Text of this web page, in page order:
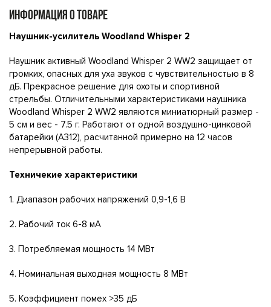
ИНФОРМАЦИЯ О ТОВАРЕ
Наушник-усилитель Woodland Whisper 2
Наушник активный Woodland Whisper 2 WW2 защищает от
громких, опасных для уха звуков с чувствительностью в 8
дБ. Прекрасное решение для охоты и спортивной
стрельбы. Отличительными характеристиками наушника
Woodland Whisper 2 WW2 являются миниатюрный размер -
5 см и вес - 7.5 г. Работают от одной воздушно-цинковой
батарейки (А312), расчитанной примерно на 12 часов
непрерывной работы.
Техничекие характеристики
1. Диапазон рабочих напряжений 0,9-1,6 В
2. Рабочий ток 6-8 мА
3. Потребляемая мощность 14 МВт
4. Номинальная выходная мощность 8 МВт
5. Коэффициент помех >35 дБ